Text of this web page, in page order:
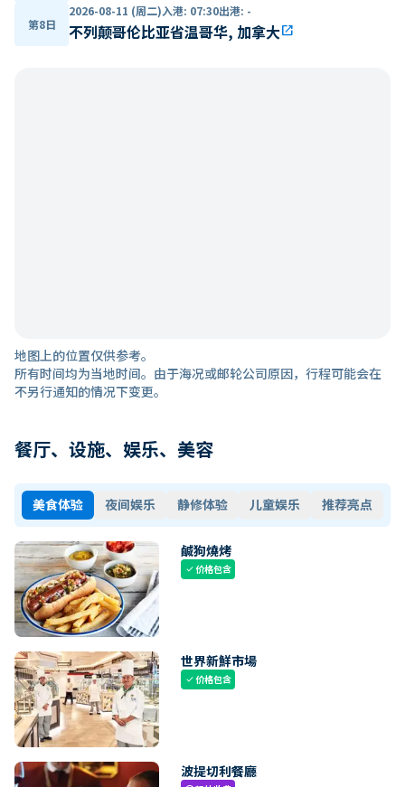
第8日
2026-08-11 (周二)入港: 07:30出港: -
不列颠哥伦比亚省温哥华, 加拿大open_in_new
地图上的位置仅供参考。
所有时间均为当地时间。由于海况或邮轮公司原因，行程可能会在
不另行通知的情况下变更。
餐厅、设施、娱乐、美容
美食体验 夜间娱乐 静修体验 儿童娱乐 推荐亮点
鹹狗燒烤
check价格包含
世界新鮮市場
check价格包含
波提切利餐廳